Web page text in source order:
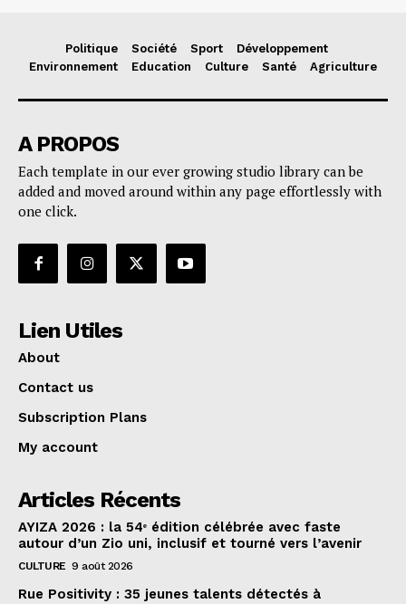
Politique Société Sport
Développement
Environnement
Education Culture Santé Agriculture
A PROPOS
Each template in our ever growing studio library can be
added and moved around within any page effortlessly with
one click.
Lien Utiles
About
Contact us
Subscription Plans
My account
Articles Récents
AYIZA 2026 : la 54ᵉ édition célébrée avec faste
autour d’un Zio uni, inclusif et tourné vers l’avenir
CULTURE 9 août 2026
Rue Positivity : 35 jeunes talents détectés à